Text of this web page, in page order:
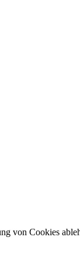
von Cookies